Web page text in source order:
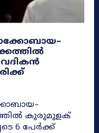
കുരുമുളക്
6 പേർക്ക്